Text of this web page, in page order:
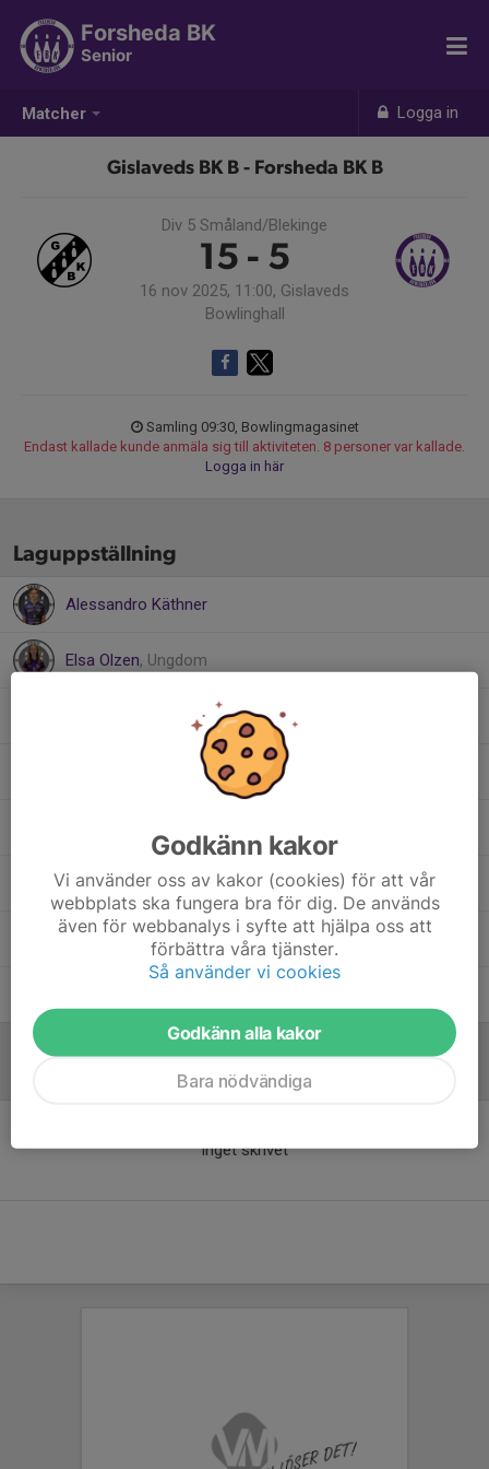
Matcher Logga in
Forsheda BK
Senior
Gislaveds BK B - Forsheda BK B
Div 5 Småland/Blekinge
15 - 5
16 nov 2025, 11:00, Gislaveds
Bowlinghall
Samling 09:30, Bowlingmagasinet
Endast kallade kunde anmäla sig till aktiviteten. 8 personer var kallade.
Logga in här
Laguppställning
Alessandro Käthner
Elsa Olzen, Ungdom
Mikael Mårtensson Lind
, Ungdom
Per Hedkvist , Ungdom
Peter Svensson
Inget skrivet
Godkänn kakor
Vi använder oss av kakor (cookies) för att vår
webbplats ska fungera bra för dig. De används
även för webbanalys i syfte att hjälpa oss att
förbättra våra tjänster.
Så använder vi cookies
Godkänn alla kakor
Bara nödvändiga